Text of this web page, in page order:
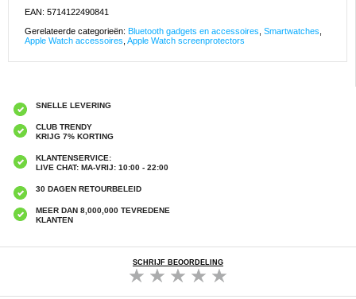
EAN: 5714122490841
Gerelateerde categorieën: Bluetooth gadgets en accessoires Smartwatches
Apple Watch accessoires Apple Watch screenprotectors
SNELLE LEVERING
CLUB TRENDY
KRIJG 7% KORTING
KLANTENSERVICE:
LIVE CHAT: MA-VRIJ: 10:00 - 22:00
30 DAGEN RETOURBELEID
MEER DAN 8,000,000 TEVREDENE
KLANTEN
SCHRIJF BEOORDELING